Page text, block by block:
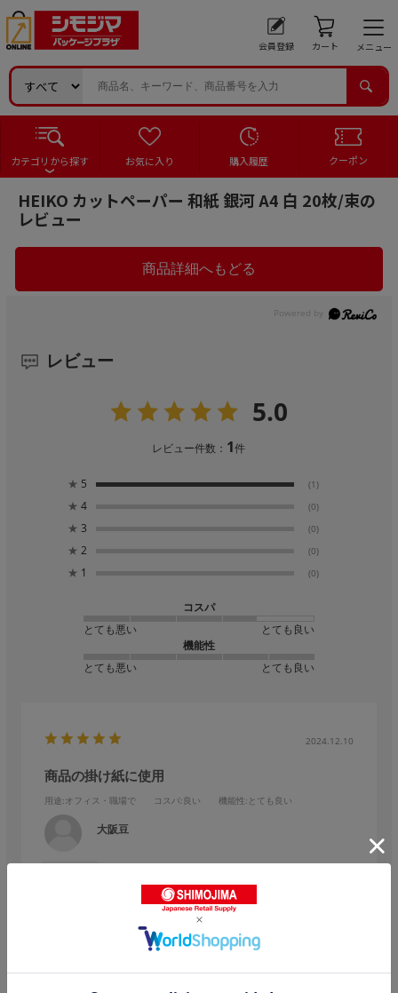
会員登録 カート メニュー
カテゴリから探す お気に入り 購入履歴 クーポン
HEIKO カットペーパー 和紙 銀河 A4 白 20枚/束の
レビュー
レビュー
5.0
レビュー件数： 1件
★ 5 (1)
★ 4 (0)
★ 3 (0)
★ 2 (0)
★ 1 (0)
コスパ
とても悪い
とても良い
機能性
とても悪い
とても良い
2024.12.10
商品の掛け紙に使用
用途:オフィス・職場で コスパ:良い 機能性:とても良い
大阪豆
商品の掛け紙に使用をして5年はたっていますが、規格内容が変
わっていない為、とても使いやすく、色もきっちり出ます。